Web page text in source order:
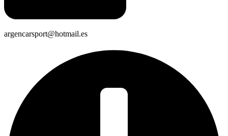
argencarsport@hotmail.es